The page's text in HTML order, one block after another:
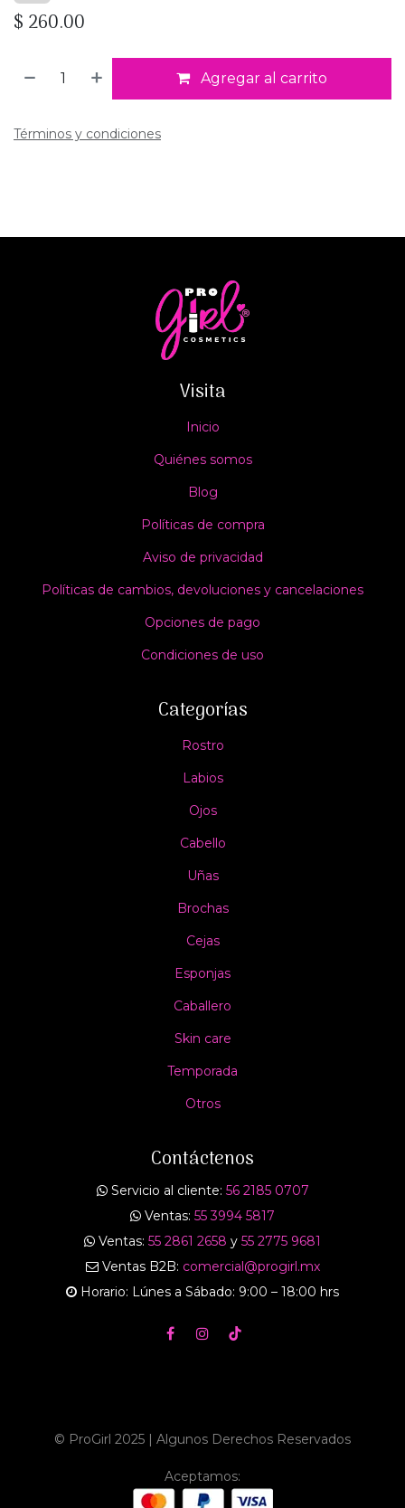
$ 260.00
Agregar al carrito
Términos y condiciones
Visita
Inicio
Quiénes somos
Blog
Políticas de compra
Aviso de privacidad
Políticas de cambios, devoluciones y cancelaciones
Opciones de pago
Condiciones de uso
Categorías
Rostro
Labios
Ojos
Cabello
Uñas
Brochas
Cejas
Esponjas
Caballero
Skin care
Temporada
Otros
Contáctenos
Servicio al cliente: 56 2185 0707
Ventas: 55 3994 5817
Ventas: 55 2861 2658 y 55 2775 9681
Ventas B2B: comercial@progirl.mx
Horario: Lúnes a Sábado: 9:00 – 18:00 hrs
© ProGirl 2025 | Algunos Derechos Reservados
Aceptamos: